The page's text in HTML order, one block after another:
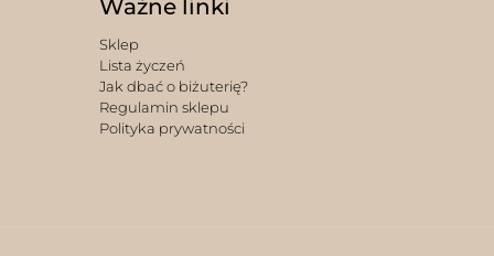
Ważne linki
Sklep
Lista życzeń
Jak dbać o biżuterię?
Regulamin sklepu
Polityka prywatności